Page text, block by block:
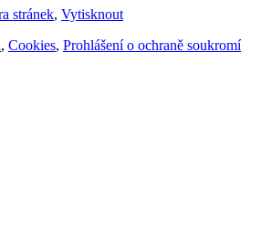
stránek, Vytisknout
, Cookies, Prohlášení o ochraně soukromí